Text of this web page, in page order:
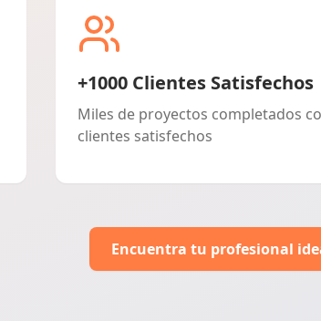
+1000 Clientes Satisfechos
Miles de proyectos completados
clientes satisfechos
Encuentra tu profesional